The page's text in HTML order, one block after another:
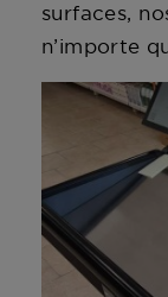
surfaces,
n’importe